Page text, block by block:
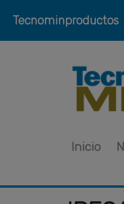
Tecnominproductos
Inicio